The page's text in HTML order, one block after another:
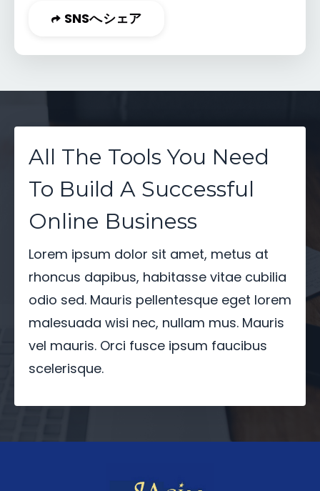
SNSへシェア
All The Tools You Need
To Build A Successful
Online Business
Lorem ipsum dolor sit amet, metus at
rhoncus dapibus, habitasse vitae cubilia
odio sed. Mauris pellentesque eget lorem
malesuada wisi nec, nullam mus. Mauris
vel mauris. Orci fusce ipsum faucibus
scelerisque.